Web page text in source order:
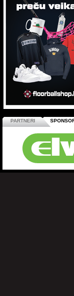
PARTNERI